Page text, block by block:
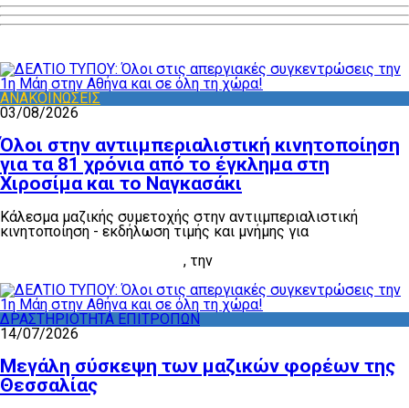
ΑΝΑΚΟΙΝΩΣΕΙΣ
03/08/2026
Όλοι στην αντιιμπεριαλιστική κινητοποίηση
για τα 81 χρόνια από το έγκλημα στη
Χιροσίμα και το Ναγκασάκι
Κάλεσμα μαζικής συμετοχής στην αντιιμπεριαλιστική
κινητοποίηση - εκδήλωση τιμής και μνήμης για
, την
ΔΡΑΣΤΗΡΙΟΤΗΤΑ ΕΠΙΤΡΟΠΩΝ
14/07/2026
Μεγάλη σύσκεψη των μαζικών φορέων της
Θεσσαλίας